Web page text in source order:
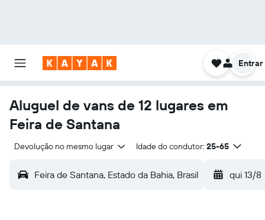
Entrar
Aluguel de vans de 12 lugares em
Feira de Santana
Devolução no mesmo lugar Idade do condutor: 25-65
Feira de Santana, Estado da Bahia, Brasil qui 13/8